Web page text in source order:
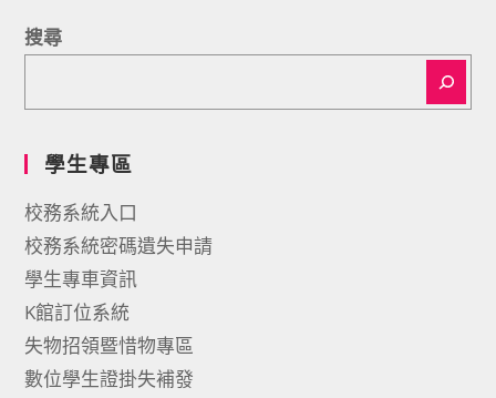
搜尋
學生專區
校務系統入口
校務系統密碼遺失申請
學生專車資訊
K館訂位系統
失物招領暨惜物專區
數位學生證掛失補發